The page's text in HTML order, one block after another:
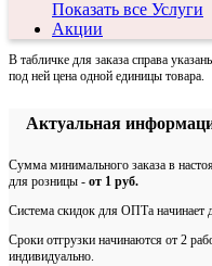
Показать все Услуги
Акции
В карточку товара выводится
В табличке для заказа справа
под ней цена одной единицы товара.
Актуальная
Сумма минимального заказа в
для розницы - от 1 руб.
Система скидок для ОПТа начинает
Сроки отгрузки начинаются от 2
индивидуально.